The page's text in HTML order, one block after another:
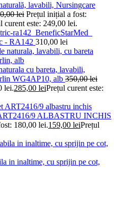
lavabili, Nursingcare
lei Prețul inițial a fost:
curent este: 249,00 lei.
- RA142 310,00 lei
cu bareta, lavabili,
WG4AP10, alb 350,00lei
lei.285,00 leiPrețul curent este:
9 ALBASTRU INCHIS
180,00 lei.159,00 leiPrețul
in inaltime, cu sprijin pe cot,